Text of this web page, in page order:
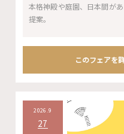
本格神殿や庭園、日本間が
提案。
このフェアを
2026.9
27